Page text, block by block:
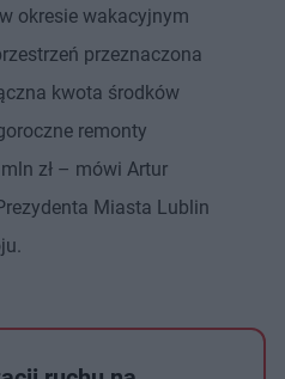
okresie wakacyjnym
przeznaczona
kwota środków
remonty
zł – mówi Artur
Miasta Lublin